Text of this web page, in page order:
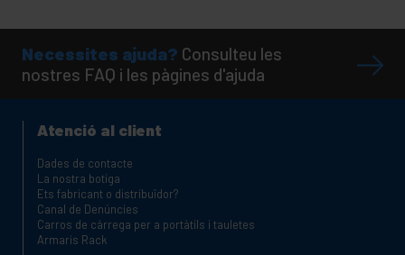
Necessites ajuda? Consulteu les
nostres FAQ i les pàgines d'ajuda
Atenció al client
Dades de contacte
La nostra botiga
Ets fabricant o distribuïdor?
Canal de Denúncies
Carros de càrrega per a portàtils i tauletes
Armaris Rack